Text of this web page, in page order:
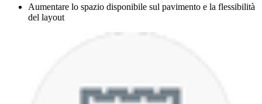
Aumentare lo spazio disponibile sul pavimento e la flessibilità
del layout